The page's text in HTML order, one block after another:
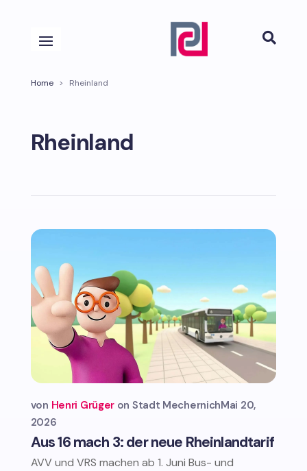

Home > Rheinland
Rheinland
Aus 16 mach 3: der neue Rheinlandtarif
von Henri Grüger Stadt MechernichMai 20,
2026
AVV und VRS machen ab 1. Juni Bus- und